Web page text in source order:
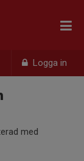
Logga in
med